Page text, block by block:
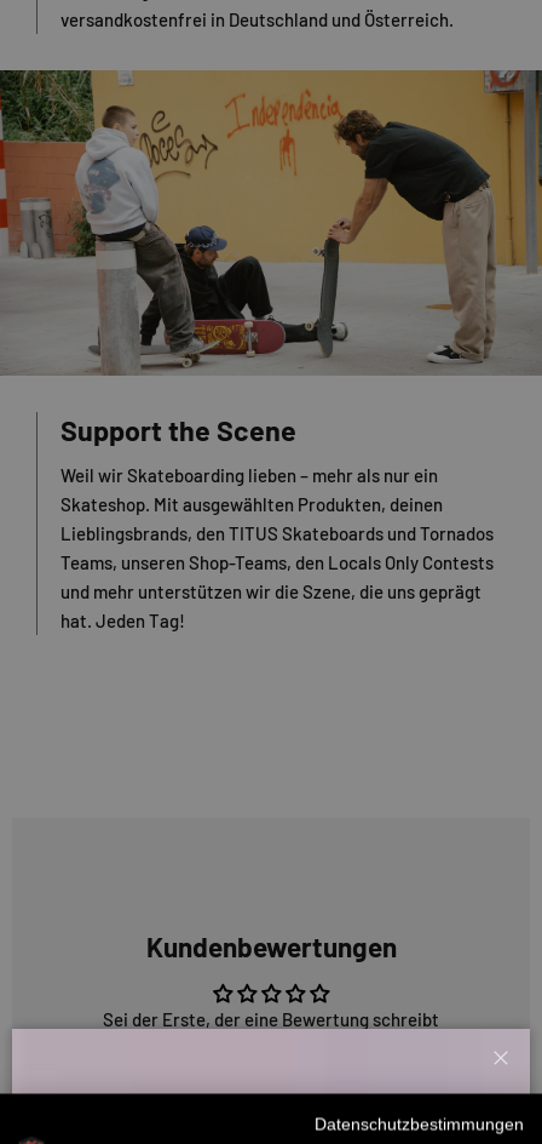
versandkostenfrei in Deutschland und Österreich.
Support the Scene
Weil wir Skateboarding lieben – mehr als nur ein
Skateshop. Mit ausgewählten Produkten, deinen
Lieblingsbrands, den TITUS Skateboards und Tornados
Teams, unseren Shop-Teams, den Locals Only Contests
und mehr unterstützen wir die Szene, die uns geprägt
hat. Jeden Tag!
Kundenbewertungen
Sei der Erste, der eine Bewertung schreibt
5318 Bewertungen
Willkommensbonus
Datenschutzbestimmungen